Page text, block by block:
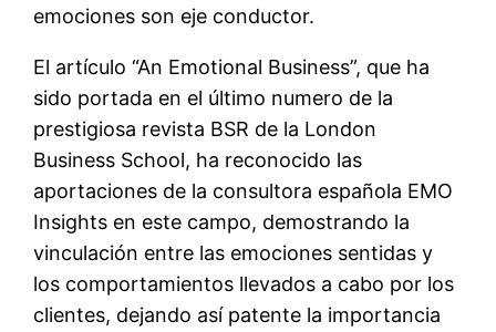
emociones son eje conductor.
El artículo “An Emotional Business”, que ha
sido portada en el último numero de la
prestigiosa revista BSR de la London
Business School, ha reconocido las
aportaciones de la consultora española EMO
Insights en este campo, demostrando la
vinculación entre las emociones sentidas y
los comportamientos llevados a cabo por los
clientes, dejando así patente la importancia